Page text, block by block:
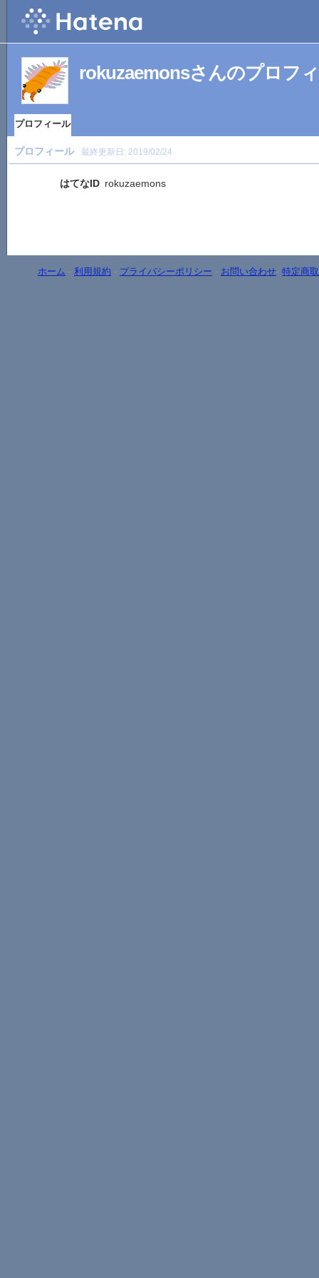
rokuzaemonsさんのプロフ
プロフィール
プロフィール 最終更新日: 2019/02/24
はてなID rokuzaemons
ホーム - 利用規約 - プライバシーポリシー - お問い合わせ- 特定商